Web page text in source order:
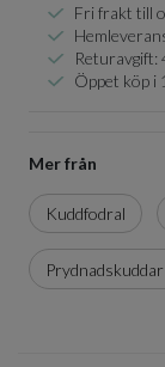
Fri frakt till
Returavgift:
Öppet köp i
Mer från
Kuddfodral